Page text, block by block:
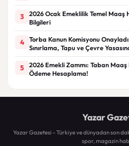
3
2026 Ocak Emeklilik Temel Maaş
Bilgileri
4
Torba Kanun Komisyonu
Sınırlama, Tapu ve Çevre
5
2026 Emekli Zammı: Taban
Ödeme Hesaplama!
Yazar
Yazar Gazetesi - Türkiye ve dünyadan son
spor, magazin